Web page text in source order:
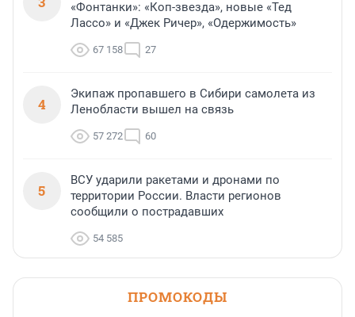
«Фонтанки»: «Коп-звезда», новые «Тед
Лассо» и «Джек Ричер», «Одержимость»
67 158 27
4
Экипаж пропавшего в Сибири самолета из
Ленобласти вышел на связь
57 272 60
5
ВСУ ударили ракетами и дронами по
территории России. Власти регионов
сообщили о пострадавших
54 585
ПРОМОКОДЫ